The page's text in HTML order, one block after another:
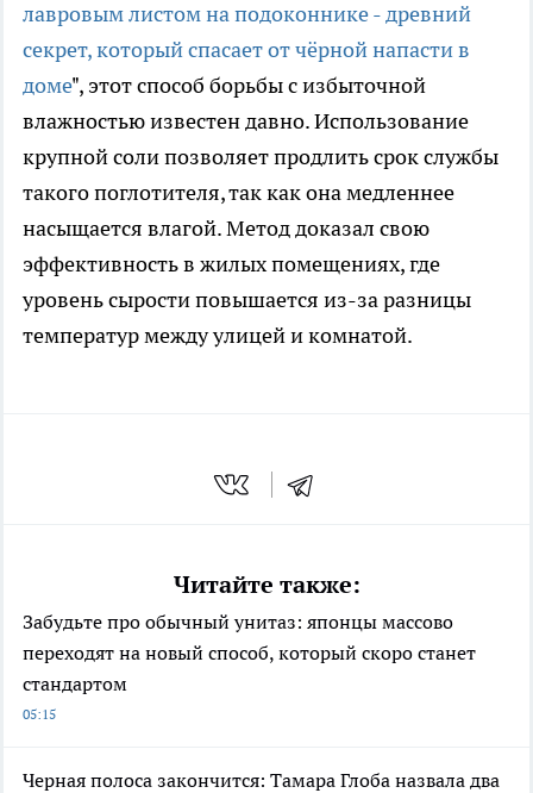
лавровым листом на подоконнике - древний
секрет, который спасает от чёрной напасти в
доме", этот способ борьбы с избыточной
влажностью известен давно. Использование
крупной соли позволяет продлить срок службы
такого поглотителя, так как она медленнее
насыщается влагой. Метод доказал свою
эффективность в жилых помещениях, где
уровень сырости повышается из-за разницы
температур между улицей и комнатой.
Читайте также:
Забудьте про обычный унитаз: японцы массово
переходят на новый способ, который скоро станет
стандартом
05:15
Черная полоса закончится: Тамара Глоба назвала два